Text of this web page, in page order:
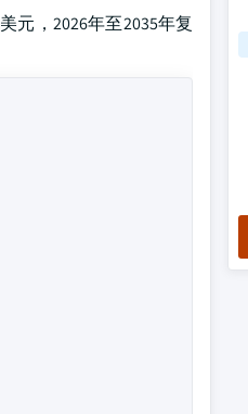
元，2026年至2035年复